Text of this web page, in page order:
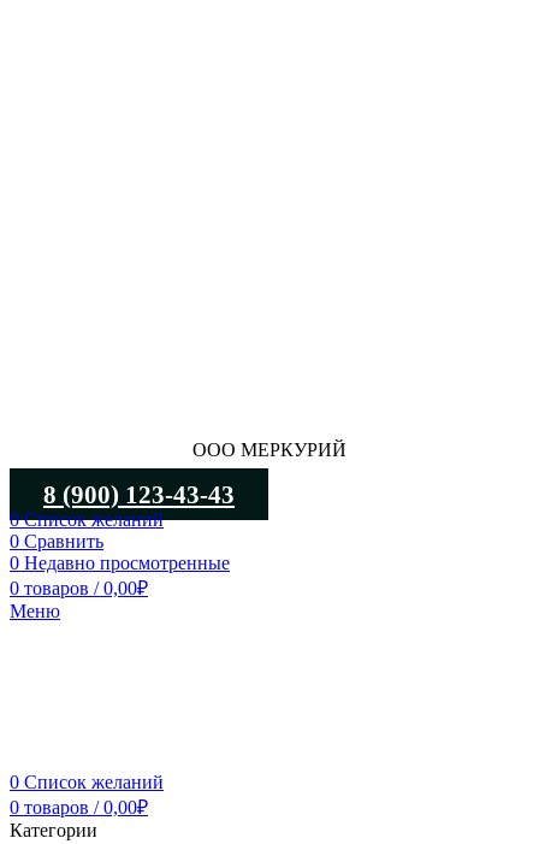
ООО МЕРКУРИЙ
8 (900) 123-43-43
0Список желаний
0 Сравнить
0 Недавно просмотренные
0 товаров / 0,00₽
Меню
0 Список желаний
0 товаров / 0,00₽
Категории